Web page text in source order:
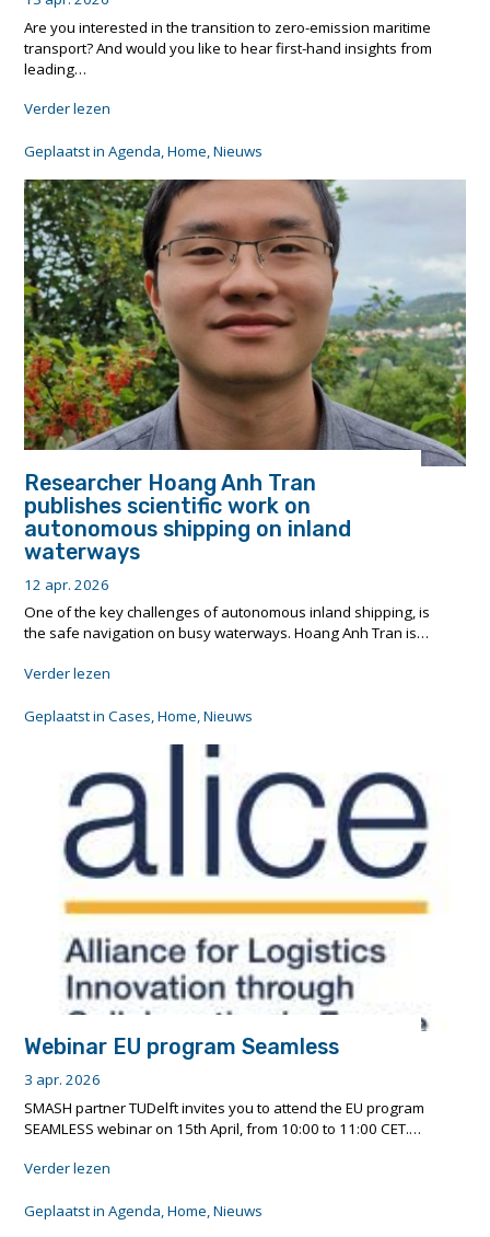
Are you interested in the transition to zero-emission maritime
transport? And would you like to hear first-hand insights from
leading…
Verder lezen
the
future
of
green
and
smart
ports"
Geplaatst inAgenda,Home,Nieuws
Researcher Hoang Anh Tran
publishes scientific work on
autonomous shipping on inland
waterways
12 apr. 2026
One of the key challenges of autonomous inland shipping, is
the safe navigation on busy waterways. Hoang Anh Tran is…
Verder lezen
Anh
publishes
scientific
work
on
autonomous
shipping
on
inland
waterways"
Geplaatst inCases ,Home ,Nieuws
Webinar EU program Seamless
3 apr. 2026
SMASH partner TUDelft invites you to attend the EU program
SEAMLESS webinar on 15th April, from 10:00 to 11:00 CET.…
Verder lezen
program
Seamless"
Geplaatst inAgenda,Home,Nieuws